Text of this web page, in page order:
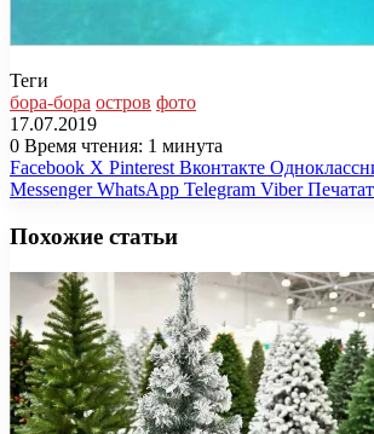
Теги
бора-бора остров фото
17.07.2019
0 Время чтения: 1 минута
Facebook X Pinterest Вконтакте
Messenger WhatsApp Telegram Viber
Похожие статьи